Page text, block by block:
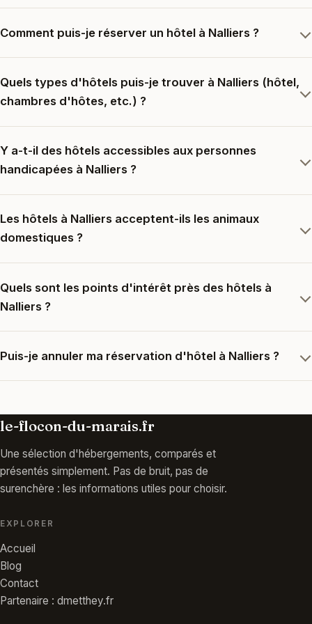
Comment puis-je réserver un hôtel à Nalliers ?
Quels types d'hôtels puis-je trouver à Nalliers (hôtel,
chambres d'hôtes, etc.) ?
Y a-t-il des hôtels accessibles aux personnes
handicapées à Nalliers ?
Les hôtels à Nalliers acceptent-ils les animaux
domestiques ?
Quels sont les points d'intérêt près des hôtels à
Nalliers ?
Puis-je annuler ma réservation d'hôtel à Nalliers ?
le-flocon-du-marais.fr
Une sélection d'hébergements, comparés et
présentés simplement. Pas de bruit, pas de
surenchère : les informations utiles pour choisir.
EXPLORER
Accueil
Blog
Contact
Partenaire : dmetthey.fr